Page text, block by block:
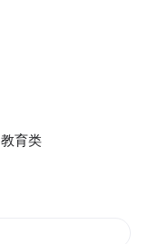
教育类